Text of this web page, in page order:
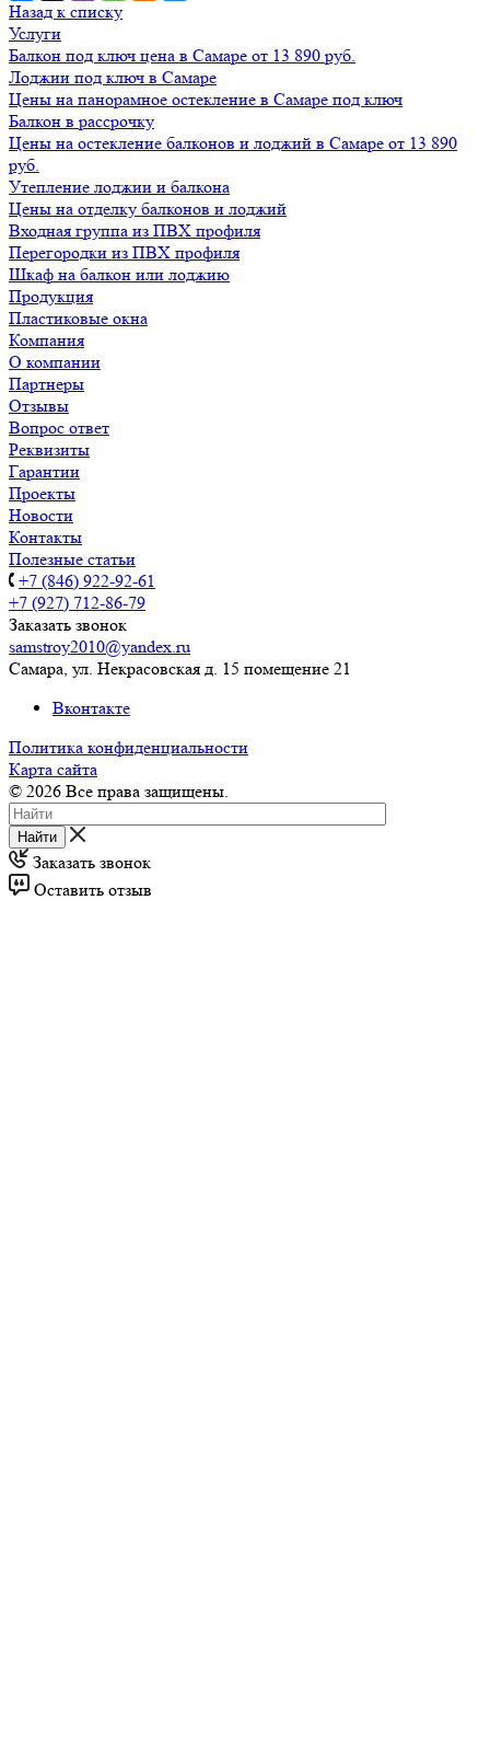
Назад к списку
Услуги
Балкон под ключ цена в Самаре от 13 890 руб.
Лоджии под ключ в Самаре
Цены на панорамное остекление в Самаре под ключ
Балкон в рассрочку
Цены на остекление балконов и лоджий в Самаре от 13 890
руб.
Утепление лоджии и балкона
Цены на отделку балконов и лоджий
Входная группа из ПВХ профиля
Перегородки из ПВХ профиля
Шкаф на балкон или лоджию
Продукция
Пластиковые окна
Компания
О компании
Партнеры
Отзывы
Вопрос ответ
Реквизиты
Гарантии
Проекты
Новости
Контакты
Полезные статьи
+7 (846) 922-92-61
+7 (927) 712-86-79
Заказать звонок
samstroy2010@yandex.ru
Самара, ул. Некрасовская д. 15 помещение 21
Вконтакте
Политика конфиденциальности
Карта сайта
© 2026 Все права защищены.
Найти
Заказать звонок
Оставить отзыв